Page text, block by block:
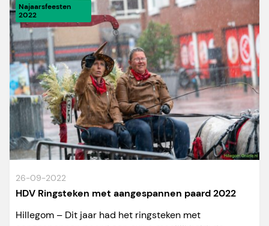
Najaarsfeesten
2022
26-09-2022
HDV Ringsteken met aangespannen paard 2022
Hillegom – Dit jaar had het ringsteken met